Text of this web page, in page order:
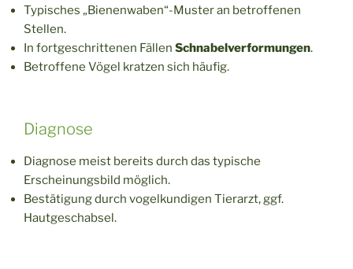
Typisches „Bienenwaben“-Muster an betroffenen
Stellen.
In fortgeschrittenen Fällen Schnabelverformungen.
Betroffene Vögel kratzen sich häufig.
Diagnose
Diagnose meist bereits durch das typische
Erscheinungsbild möglich.
Bestätigung durch vogelkundigen Tierarzt, ggf.
Hautgeschabsel.